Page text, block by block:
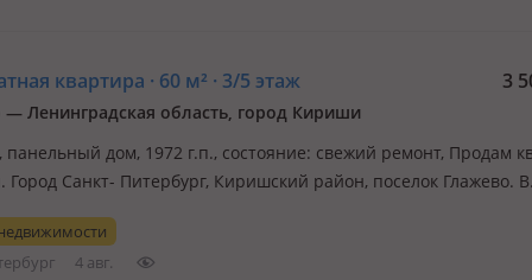
квартира · 60 м² · 3/5 этаж 3
— Ленинградская область, город Кириши
, панельный дом, 1972 г.п., состояние: свежий ремонт, Продам
Город Санкт- Питербург, Киришский район, поселок Глажево. В
рядом река Волхов. Квартира после ремонта. Цена написана в
4 авг.